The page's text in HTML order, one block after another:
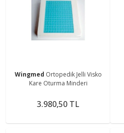
Wingmed Ortopedik Jelli Visko
Kare Oturma Minderi
3.980,50 TL